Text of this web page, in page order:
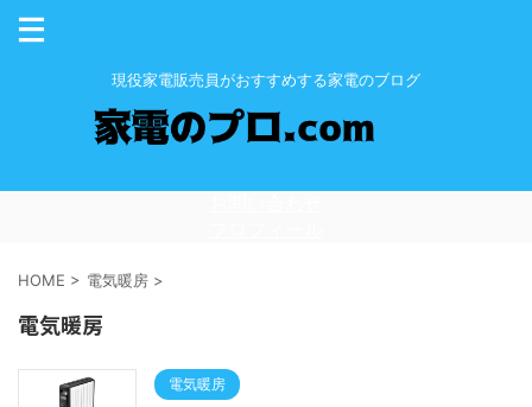
現役家電販売員がおすすめする家電のブログ
HOME > 電気暖房 >
電気暖房
電気暖房